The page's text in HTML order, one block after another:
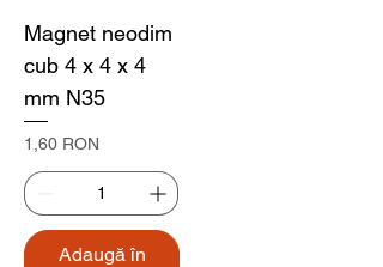
Magnet neodim
cub 4 x 4 x 4
mm N35
Preț
1,60 RON
Adaugă în